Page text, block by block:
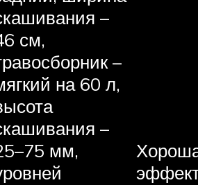
–
см,
–
на 60 л,
–
мм,